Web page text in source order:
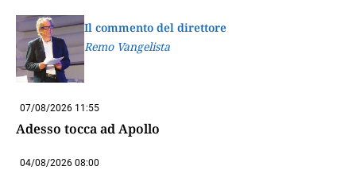
Il commento del direttore
Remo Vangelista
07/08/2026 11:55
Adesso tocca ad Apollo
04/08/2026 08:00